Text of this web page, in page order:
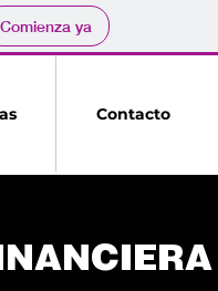
Comienza ya
Contacto